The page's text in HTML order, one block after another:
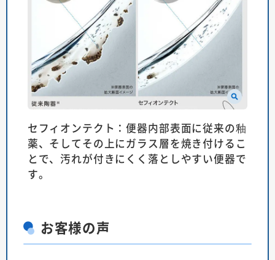
セフィオンテクト：便器内部表面に従来の釉
薬、そしてその上にガラス層を焼き付けるこ
とで、汚れが付きにくく落としやすい便器で
す。
お客様の声